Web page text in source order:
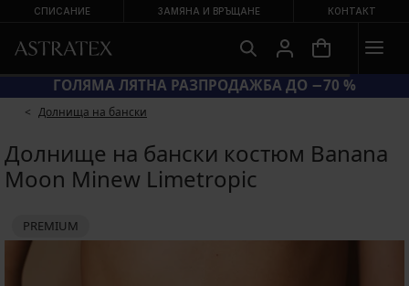
СПИСАНИЕ ЗАМЯНА И ВРЪЩАНЕ КОНТАКТ
ГОЛЯМА ЛЯТНА РАЗПРОДАЖБА ДО −70 %
Долнища на бански
Долнище на бански костюм Banana
Moon Minew Limetropic
PREMIUM